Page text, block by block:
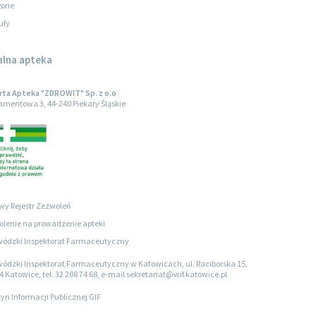
apteka
Apteka "ZDROWIT" Sp. z o.o
3, 44-240 Piekary Śląskie
Rejestr Zezwoleń
na prowadzenie apteki
Inspektorat Farmaceutyczny
Inspektorat Farmaceutyczny w Katowicach, ul. Raciborska 15,
Katowice, tel. 32 208 74 68, e-mail sekretariat@wif.katowice.pl
Informacji Publicznej GIF